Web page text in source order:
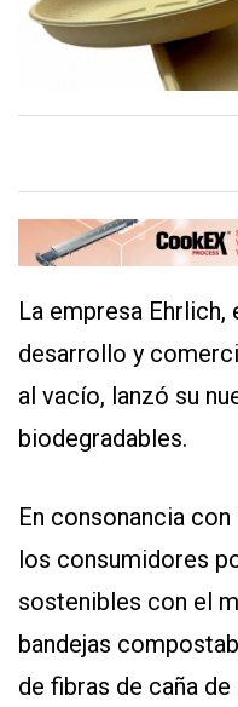
CAPACITACIONES
DIRECTORIO
CALENDARIO
SERVICIOS
CONTÁCTENOS
Y
POLÍTICAS
PRIVACIDAD
DEL
QUIENES
La empresa
desarrollo y
al vacío, lanzó su
biodegradables.
En consonancia
los consumidores
sostenibles con el
bandejas
de fibras de caña